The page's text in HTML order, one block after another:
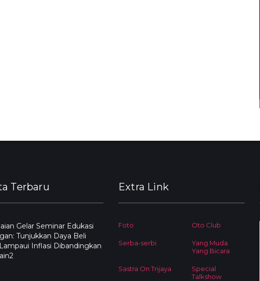
Terbaru
Gelar Seminar Edukasi
Tunjukkan Daya Beli
Inflasi Dibandingkan
Extra Link
Foto Oto Club
Serba-serbi
Yang Muda
Yang Bicara
Sastra On Trijaya
Special
Talkshow